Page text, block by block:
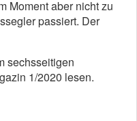
Moment aber nicht zu
passiert. Der
sechsseitigen
1/2020 lesen.